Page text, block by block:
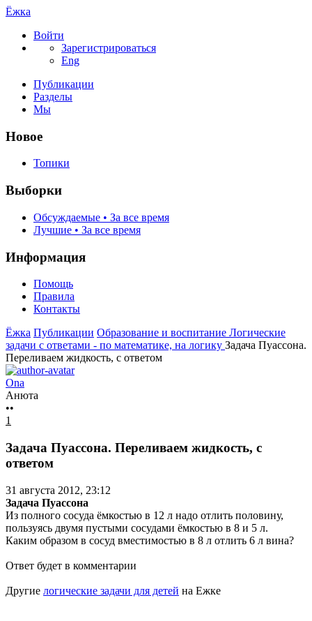
Ёжка
Войти
Зарегистрироваться
Eng
Публикации
Разделы
Мы
Новое
Топики
Выборки
Обсуждаемые • За все время
Лучшие • За все время
Информация
Помощь
Правила
Контакты
Ёжка Публикации Образование и воспитание Логические
задачи с ответами - по математике, на логику Задача Пуассона.
Переливаем жидкость, с ответом
Ona
Анюта
••
1
Задача Пуассона. Переливаем жидкость, с
ответом
31 августа 2012, 23:12
Задача Пуассона
Из полного сосуда ёмкостью в 12 л надо отлить половину,
пользуясь двумя пустыми сосудами ёмкостью в 8 и 5 л.
Каким образом в сосуд вместимостью в 8 л отлить 6 л вина?
Ответ будет в комментарии
Другие логические задачи для детей на Ежке